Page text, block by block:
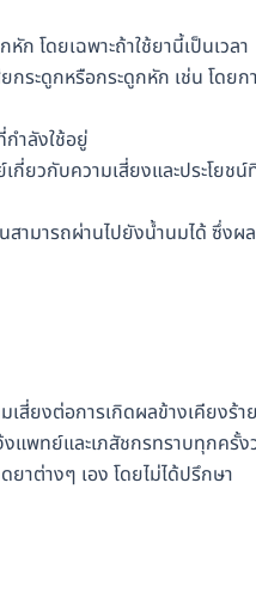
โดยเฉพาะถ้าใช้ยานี้เป็นเวลา
ระดูกหรือกระดูกหัก เช่น โดยก
ำลังใช้อยู่
กี่ยวกับความเสี่ยงและประโยชน์
ามารถผ่านไปยังน้ำนมได้ ซึ่งผล
สี่ยงต่อการเกิดผลข้างเคียงร้า
แพทย์และเภสัชกรทราบทุกครั้ง
าต่างๆ เอง โดยไม่ได้ปรึกษา